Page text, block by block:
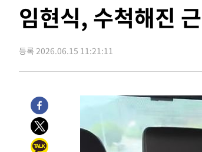
임현식, 수척해진
등록 2026.06.15 11:21:11